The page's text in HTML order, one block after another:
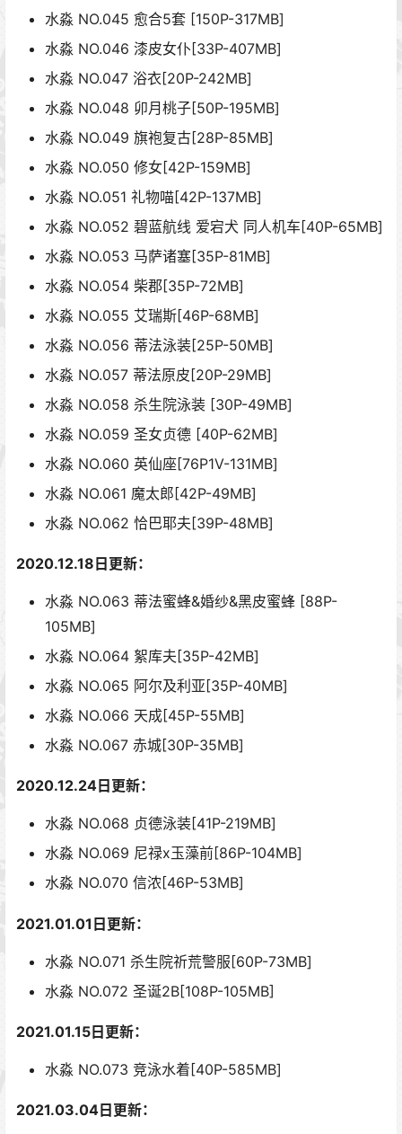
水淼 NO.045 愈合5套 [150P-317MB]
水淼 NO.046 漆皮女仆[33P-407MB]
水淼 NO.047 浴衣[20P-242MB]
水淼 NO.048 卯月桃子[50P-195MB]
水淼 NO.049 旗袍复古[28P-85MB]
水淼 NO.050 修女[42P-159MB]
水淼 NO.051 礼物喵[42P-137MB]
水淼 NO.052 碧蓝航线 爱宕犬 同人机车[40P-65MB]
水淼 NO.053 马萨诸塞[35P-81MB]
水淼 NO.054 柴郡[35P-72MB]
水淼 NO.055 艾瑞斯[46P-68MB]
水淼 NO.056 蒂法泳装[25P-50MB]
水淼 NO.057 蒂法原皮[20P-29MB]
水淼 NO.058 杀生院泳装 [30P-49MB]
水淼 NO.059 圣女贞德 [40P-62MB]
水淼 NO.060 英仙座[76P1V-131MB]
水淼 NO.061 魔太郎[42P-49MB]
水淼 NO.062 恰巴耶夫[39P-48MB]
2020.12.18日更新：
水淼 NO.063 蒂法蜜蜂&婚纱&黑皮蜜蜂 [88P-
105MB]
水淼 NO.064 絮库夫[35P-42MB]
水淼 NO.065 阿尔及利亚[35P-40MB]
水淼 NO.066 天成[45P-55MB]
水淼 NO.067 赤城[30P-35MB]
2020.12.24日更新：
水淼 NO.068 贞德泳装[41P-219MB]
水淼 NO.069 尼禄x玉藻前[86P-104MB]
水淼 NO.070 信浓[46P-53MB]
2021.01.01日更新：
水淼 NO.071 杀生院祈荒警服[60P-73MB]
水淼 NO.072 圣诞2B[108P-105MB]
2021.01.15日更新：
水淼 NO.073 竞泳水着[40P-585MB]
2021.03.04日更新：